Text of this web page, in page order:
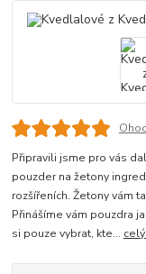
Připravili jsme pro vás
pouzder na žetony
rozšířeních. Žetony vám
Přinášíme vám pouzdra
si pouze vybrat, kte...